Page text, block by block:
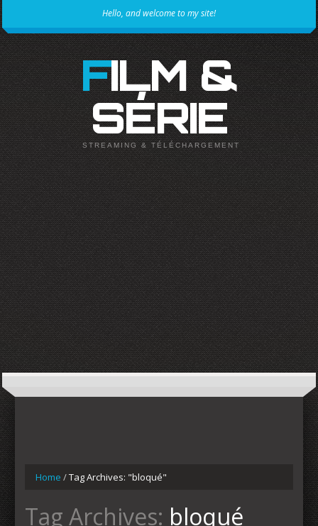
Hello, and welcome to my site!
FILM &
SÉRIE
STREAMING & TÉLÉCHARGEMENT
Home /Tag Archives: "bloqué"
Tag Archives: bloqué